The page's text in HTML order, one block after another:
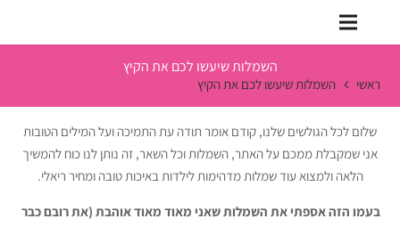
השמלות שיעשו לכם את הקיץ
ראשי השמלות שיעשו לכם את הקיץ
שלום לכל הגולשים שלנו, קודם אומר תודה עת התמיכה ועל המילים הטובות
אני שמקבלת ממכם על האתר, השמלות וכל השאר, זה נותן לנו כוח להמשיך
הלאה ולמצוא עוד שמלות מדהימות לילדות באיכות טובה ומחיר ריאלי.
בעמו הזה אספתי את השמלות שאני מאוד מאוד אוהבת (את רובם כבר